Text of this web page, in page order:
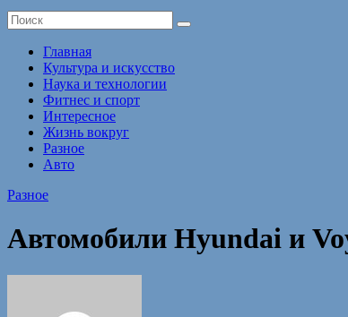
Главная
Культура и искусство
Наука и технологии
Фитнес и спорт
Интересное
Жизнь вокруг
Разное
Авто
Разное
Автомобили Hyundai и